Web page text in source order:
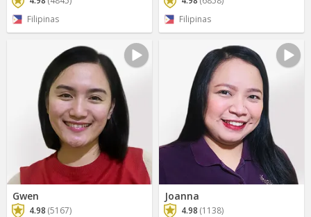
Filipinas
Filipinas
Gwen
4.98 (5167)
Joanna
4.98 (1138)